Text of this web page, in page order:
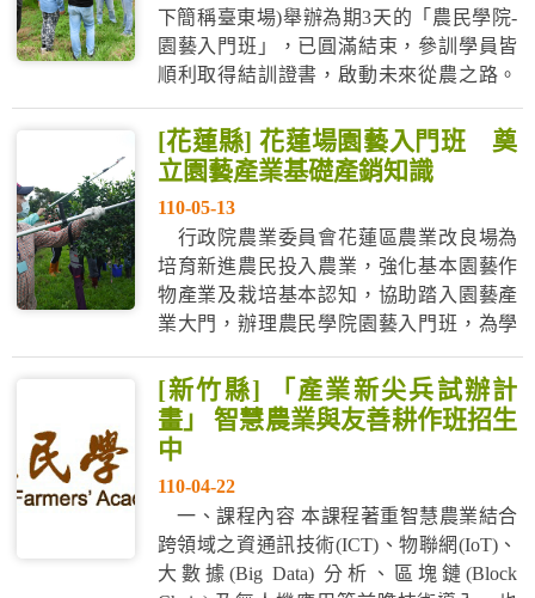
下簡稱臺東場)舉辦為期3天的「農民學院-
園藝入門班」，已圓滿結束，參訓學員皆
順利取得結訓證書，啟動未來從農之路。
臺東場此次課程內容安排，適合農事初學
者建立園藝產業入門基礎知能，由淺至
深，以漸進教學方式，方便學員有效吸收
新知。此次課程邀請臺東專科學校老師介
紹園藝作物產業概述，以及農業資訊與...
[花蓮縣] 花蓮場園藝入門班 奠
立園藝產業基礎產銷知識
110-05-13
行政院農業委員會花蓮區農業改良場為
培育新進農民投入農業，強化基本園藝作
物產業及栽培基本認知，協助踏入園藝產
業大門，辦理農民學院園藝入門班，為學
員奠立園藝產業基礎產銷知識。 花蓮農改
場林正木助理研究員表示，雖然上課地點
換了，學習內容不打折，同樣秉持專業辦
學經驗與服務態度，為學員增進農業知識
及技術。鼓勵各位學員多與講師請教及與
學...
[新竹縣] 「產業新尖兵試辦計
畫」 智慧農業與友善耕作班招生
中
110-04-22
一、課程內容 本課程著重智慧農業結合
跨領域之資通訊技術(ICT)、物聯網(IoT)、
大數據(Big Data) 分析、區塊鏈(Block